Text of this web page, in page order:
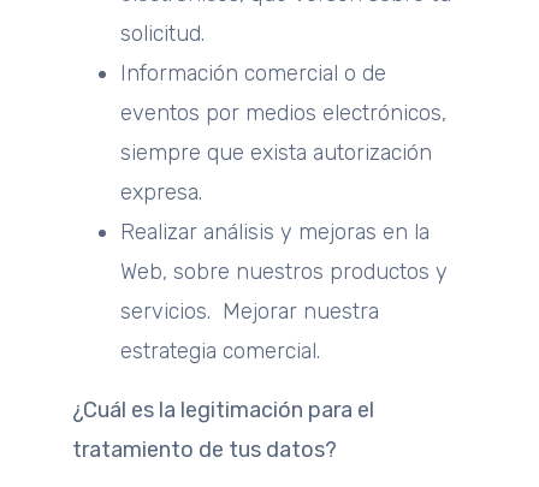
solicitud.
Información comercial o de
eventos por medios electrónicos,
siempre que exista autorización
expresa.
Realizar análisis y mejoras en la
Web, sobre nuestros productos y
servicios. Mejorar nuestra
estrategia comercial.
¿Cuál es la legitimación para el
tratamiento de tus datos?